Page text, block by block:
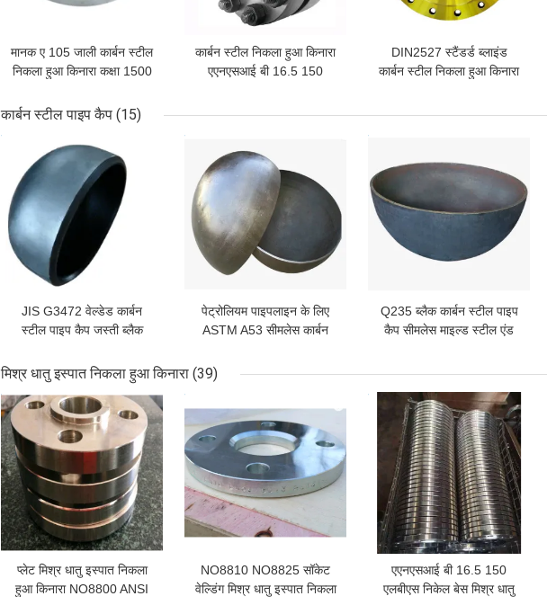
प्रस्तुत
मानक ए 105 जाली कार्बन स्टील
निकला हुआ किनारा कक्षा 1500
कार्बन स्टील निकला हुआ किनारा
एएनएसआई बी 16.5 150
DIN2527 स्टैंडर्ड ब्लाइंड
कार्बन स्टील निकला हुआ किनारा
कार्बन स्टील पाइप कैप (15)
JIS G3472 वेल्डेड कार्बन
स्टील पाइप कैप जस्ती ब्लैक
सबसे अच्छी कीमत
पेट्रोलियम पाइपलाइन के लिए
ASTM A53 सीमलेस कार्बन
Q235 ब्लैक कार्बन स्टील पाइप
कैप सीमलेस माइल्ड स्टील एंड
मिश्र धातु इस्पात निकला हुआ किनारा (39)
प्लेट मिश्र धातु इस्पात निकला
हुआ किनारा NO8800 ANSI
सबसे अच्छी कीमत
NO8810 NO8825 सॉकेट
वेल्डिंग मिश्र धातु इस्पात निकला
एएनएसआई बी 16.5 150
एलबीएस निकेल बेस मिश्र धातु
सबसे अच्छी कीमत